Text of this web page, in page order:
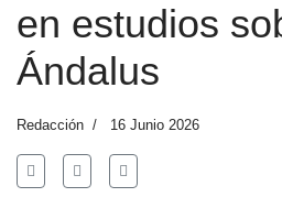
en estudios
Ándalus
Redacción 16 Junio 2026